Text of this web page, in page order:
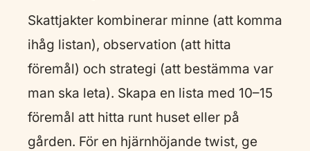
Skattjakter kombinerar minne (att komma
ihåg listan), observation (att hitta
föremål) och strategi (att bestämma var
man ska leta). Skapa en lista med 10–15
föremål att hitta runt huset eller på
gården. För en hjärnhöjande twist, ge